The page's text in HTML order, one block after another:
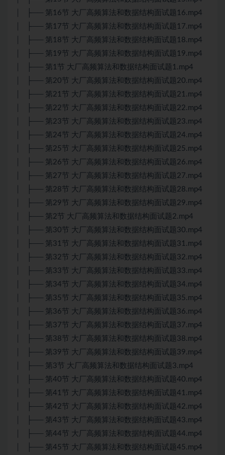
│ ├── 第16节 大厂高频算法和数据结构面试题16.mp4
│ ├── 第17节 大厂高频算法和数据结构面试题17.mp4
│ ├── 第18节 大厂高频算法和数据结构面试题18.mp4
│ ├── 第19节 大厂高频算法和数据结构面试题19.mp4
│ ├── 第1节 大厂高频算法和数据结构面试题1.mp4
│ ├── 第20节 大厂高频算法和数据结构面试题20.mp4
│ ├── 第21节 大厂高频算法和数据结构面试题21.mp4
│ ├── 第22节 大厂高频算法和数据结构面试题22.mp4
│ ├── 第23节 大厂高频算法和数据结构面试题23.mp4
│ ├── 第24节 大厂高频算法和数据结构面试题24.mp4
│ ├── 第25节 大厂高频算法和数据结构面试题25.mp4
│ ├── 第26节 大厂高频算法和数据结构面试题26.mp4
│ ├── 第27节 大厂高频算法和数据结构面试题27.mp4
│ ├── 第28节 大厂高频算法和数据结构面试题28.mp4
│ ├── 第29节 大厂高频算法和数据结构面试题29.mp4
│ ├── 第2节 大厂高频算法和数据结构面试题2.mp4
│ ├── 第30节 大厂高频算法和数据结构面试题30.mp4
│ ├── 第31节 大厂高频算法和数据结构面试题31.mp4
│ ├── 第32节 大厂高频算法和数据结构面试题32.mp4
│ ├── 第33节 大厂高频算法和数据结构面试题33.mp4
│ ├── 第34节 大厂高频算法和数据结构面试题34.mp4
│ ├── 第35节 大厂高频算法和数据结构面试题35.mp4
│ ├── 第36节 大厂高频算法和数据结构面试题36.mp4
│ ├── 第37节 大厂高频算法和数据结构面试题37.mp4
│ ├── 第38节 大厂高频算法和数据结构面试题38.mp4
│ ├── 第39节 大厂高频算法和数据结构面试题39.mp4
│ ├── 第3节 大厂高频算法和数据结构面试题3.mp4
│ ├── 第40节 大厂高频算法和数据结构面试题40.mp4
│ ├── 第41节 大厂高频算法和数据结构面试题41.mp4
│ ├── 第42节 大厂高频算法和数据结构面试题42.mp4
│ ├── 第43节 大厂高频算法和数据结构面试题43.mp4
│ ├── 第44节 大厂高频算法和数据结构面试题44.mp4
│ ├── 第45节 大厂高频算法和数据结构面试题45.mp4